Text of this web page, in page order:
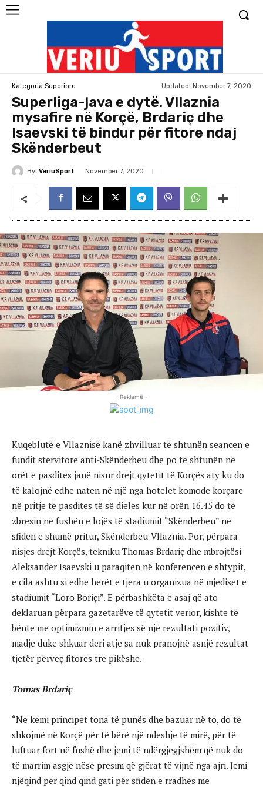
Kategoria Superiore Updated: November 7, 2020
Superliga-java e dytë. Vllaznia
mysafire në Korçë, Brdariç dhe
Isaevski të bindur për fitore ndaj
Skënderbeut
By VeriuSport November 7, 2020
- Reklamë -
Kuqeblutë e Vllaznisë kanë zhvilluar të shtunën seancen e
fundit stervitore anti-Skënderbeu dhe po të shtunën në
orët e pasdites janë nisur drejt qytetit të Korçës aty ku do
të kalojnë edhe naten në një nga hotelet komode korçare
në pritje të pasdites të së dieles kur në orën 16.45 do të
zbresin në fushën e lojës të stadiumit “Skënderbeu” në
sfiden e shumë pritur, Skënderbeu-Vllaznia. Por, përpara
nisjes drejt Korçës, tekniku Thomas Brdariç dhe mbrojtësi
Aleksandër Isaevski u paraqiten në konferencen e shtypit,
e cila ashtu si edhe herët e tjera u organizua në mjediset e
stadiumit “Loro Boriçi”. E përbashkëta e asaj që ato
deklaruan përpara gazetarëve të qytetit verior, kishte të
bënte me optimizmin e arritjes së një rezultati pozitiv,
madje duke shkuar deri atje sa nuk pranojnë asnjë rezultat
tjetër përveç fitores tre pikëshe.
Tomas Brdariç
“Ne kemi principet tona të punës dhe bazuar në to, do të
shkojmë në Korçë për të bërë një ndeshje të mirë, për të
luftuar fort në fushë dhe jemi të ndërgjegjshëm që nuk do
të marrim asgjë nëse presim që gjërat të vijnë nga ajri. Jemi
njëqind për qind qind gati për sfidën e rradhës me